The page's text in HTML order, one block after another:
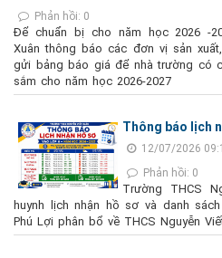
Phản hồi: 0
Để chuẩn bị cho năm học 2026 -
Xuân thông báo các đơn vị sản
gửi bảng báo giá để nhà trường có
sắm cho năm học 2026-2027
Thông báo lịch
12/07/2026
Phản hồi: 0
Trường THCS
huynh lịch nhận hồ sơ và danh
Phú Lợi phân bổ về THCS Nguyễn